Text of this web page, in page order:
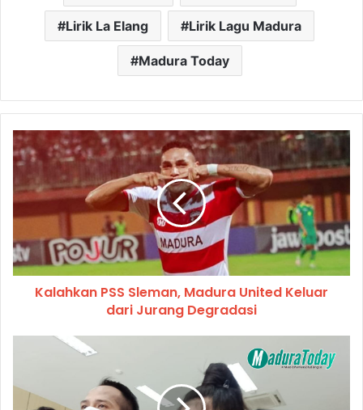
Lirik La Elang Lirik Lagu Madura
Madura Today
Kalahkan PSS Sleman, Madura United Keluar
dari Jurang Degradasi